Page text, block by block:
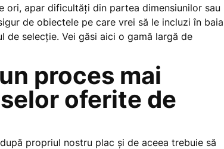
ori, apar dificultăți din partea dimensiunilor sau
de obiectele pe care vrei să le incluzi în baia
selecție. Vei găsi aici o gamă largă de
proces mai
oferite de
propriul nostru plac și de aceea trebuie să